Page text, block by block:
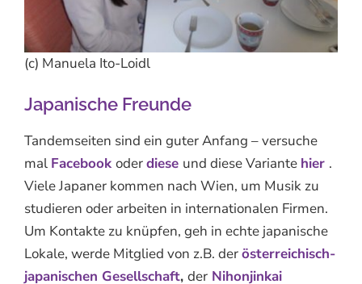
(c) Manuela Ito-Loidl
Japanische Freunde
Tandemseiten sind ein guter Anfang – versuche
mal Facebook oderdiese und diese Variante hier .
Viele Japaner kommen nach Wien, um Musik zu
studieren oder arbeiten in internationalen Firmen.
Um Kontakte zu knüpfen, geh in echte japanische
Lokale, werde Mitglied von z.B. derösterreichisch-
japanischen Gesellschaft, der Nihonjinkai